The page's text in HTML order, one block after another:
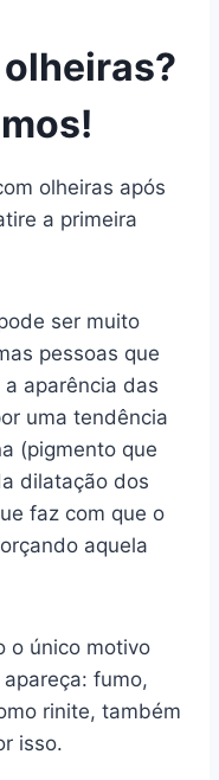
olheiras após
a primeira
ser muito
pessoas que
aparência das
uma tendência
(pigmento que
dilatação dos
faz com que o
aquela
o único motivo
fumo,
rinite, também
isso.